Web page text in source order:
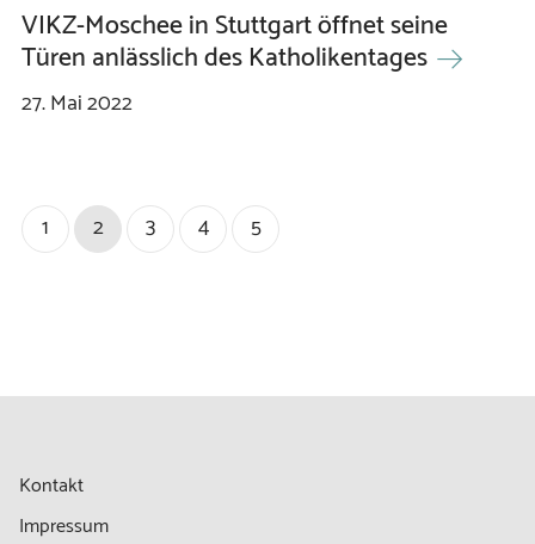
VIKZ-Moschee in Stuttgart öffnet seine
Türen anlässlich des Katholikentages
27.Mai2022
1 2 3 4 5
Kontakt
Impressum